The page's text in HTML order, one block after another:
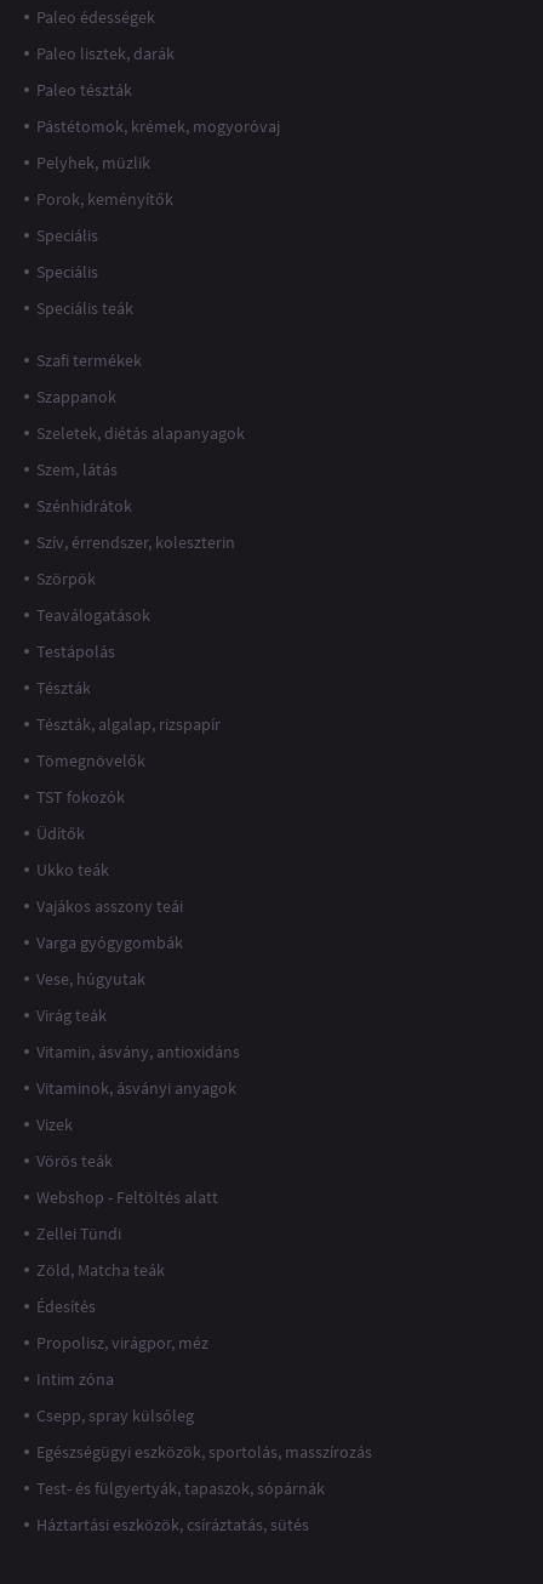
Paleo édességek
Paleo lisztek, darák
Paleo tészták
Pástétomok, krémek, mogyoróvaj
Pelyhek, müzlik
Porok, keményítők
Speciális
Speciális
Speciális teák
Szafi termékek
Szappanok
Szeletek, diétás alapanyagok
Szem, látás
Szénhidrátok
Szív, érrendszer, koleszterin
Szörpök
Teaválogatások
Testápolás
Tészták
Tészták, algalap, rizspapír
Tömegnövelők
TST fokozók
Üdítők
Ukko teák
Vajákos asszony teái
Varga gyógygombák
Vese, húgyutak
Virág teák
Vitamin, ásvány, antioxidáns
Vitaminok, ásványi anyagok
Vizek
Vörös teák
Webshop - Feltöltés alatt
Zellei Tündi
Zöld, Matcha teák
Édesítés
Propolisz, virágpor, méz
Intim zóna
Csepp, spray külsőleg
Egészségügyi eszközök, sportolás, masszírozás
Test- és fülgyertyák, tapaszok, sópárnák
Háztartási eszközök, csíráztatás, sütés